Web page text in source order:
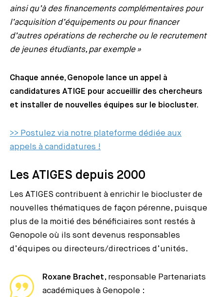
ainsi qu’à des financements complémentaires pour
l’acquisition d’équipements ou pour financer
d’autres opérations de recherche ou le recrutement
de jeunes étudiants, par exemple »
Chaque année, Genopole lance un appel à
candidatures ATIGE pour accueillir des chercheurs
et installer de nouvelles équipes sur le biocluster.
>> Postulez via notre plateforme dédiée aux
appels à candidatures !
Les ATIGES depuis 2000
Les ATIGES contribuent à enrichir le biocluster de
nouvelles thématiques de façon pérenne, puisque
plus de la moitié des bénéficiaires sont restés à
Genopole où ils sont devenus responsables
d’équipes ou directeurs/directrices d’unités.
Roxane Brachet, responsable Partenariats
académiques à Genopole :